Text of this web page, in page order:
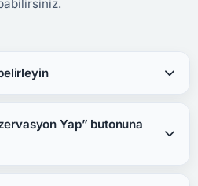
Yap” butonuna